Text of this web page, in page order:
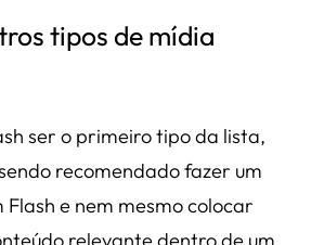
tipos de mídia
ser o primeiro tipo da lista,
recomendado fazer um
e nem mesmo colocar
relevante dentro de um